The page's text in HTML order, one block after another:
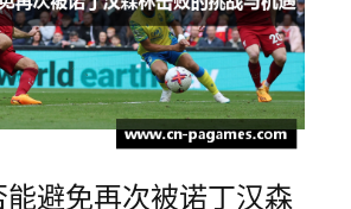
避免再次被诺丁汉森